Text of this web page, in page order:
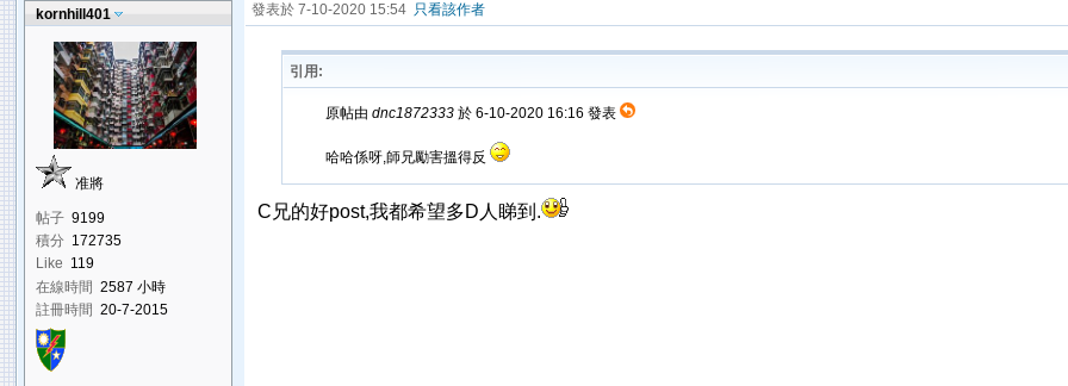
kornhill401
准將
帖子 9199
積分 172735
Like 119
在線時間 2587 小時
註冊時間 20-7-2015
發表於 7-10-2020 15:54 只看該作者
引用:
原帖由dnc1872333 於 6-10-2020 16:16 發表
哈哈係呀,師兄勵害搵得反
C兄的好post,我都希望多D人睇到.